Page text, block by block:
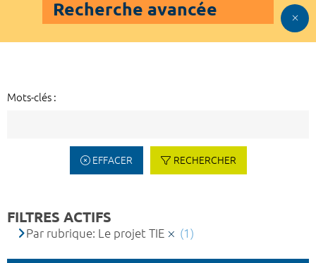
Recherche avancée
Mots-clés :
EFFACER RECHERCHER
FILTRES ACTIFS
Par rubrique: Le projet TIE (1)